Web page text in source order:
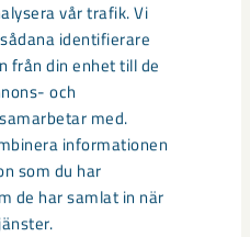
vår trafik. Vi
identifierare
från din enhet till de
och
med.
informationen
som du har
de har samlat in när
under 2026
avveckling av fastigheter i
av den pågående gruvdriften